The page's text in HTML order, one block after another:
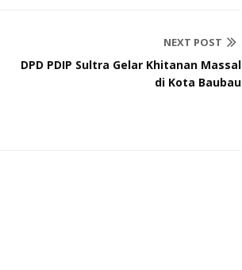
NEXT POST
DPD PDIP Sultra Gelar Khitanan Massal
di Kota Baubau